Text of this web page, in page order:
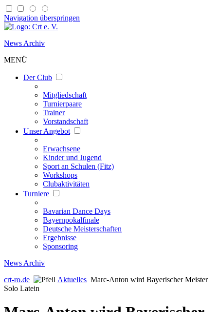
Navigation überspringen
News Archiv
MENÜ
Der Club
Mitgliedschaft
Turnierpaare
Trainer
Vorstandschaft
Unser Angebot
Erwachsene
Kinder und Jugend
Sport an Schulen (Fitz)
Workshops
Clubaktivitäten
Turniere
Bavarian Dance Days
Bayernpokalfinale
Deutsche Meisterschaften
Ergebnisse
Sponsoring
News Archiv
crt-ro.de
Aktuelles Marc-Anton wird Bayerischer Meister
Solo Latein